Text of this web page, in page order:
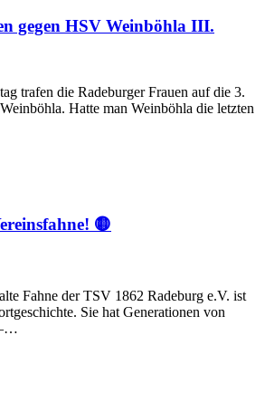
gegen HSV Weinböhla III.
trafen die Radeburger Frauen auf die 3.
Hatte man Weinböhla die letzten
🟡
Fahne der TSV 1862 Radeburg e.V. ist
Sie hat Generationen von